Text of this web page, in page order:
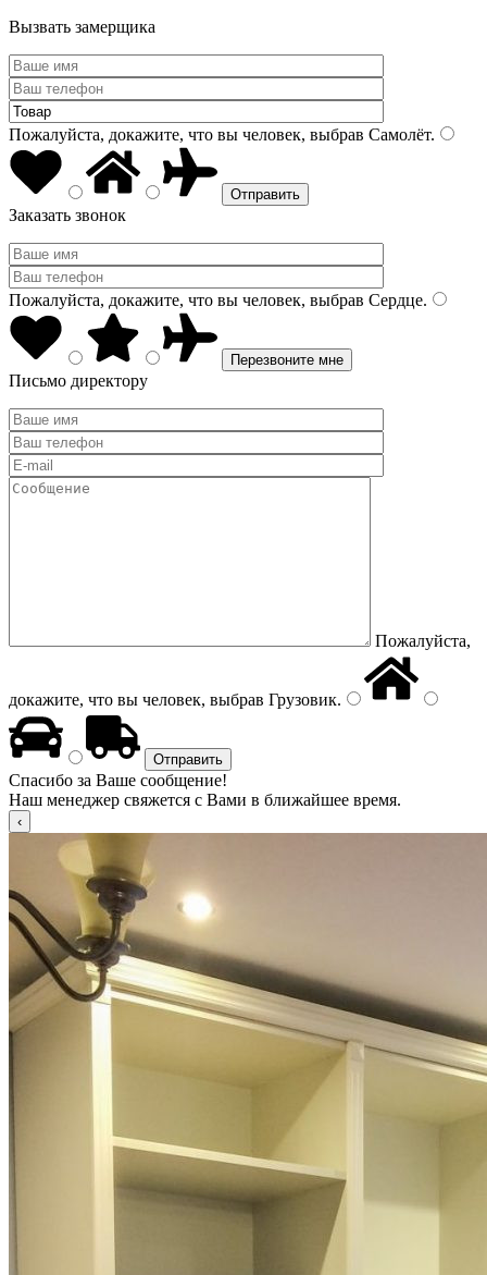
Вызвать замерщика
Пожалуйста, докажите, что вы человек, выбрав Самолёт.
Заказать звонок
Пожалуйста, докажите, что вы человек, выбрав Сердце.
Письмо директору
Пожалуйста,
докажите, что вы человек, выбрав Грузовик.
Спасибо за Ваше сообщение!
Наш менеджер свяжется с Вами в ближайшее время.